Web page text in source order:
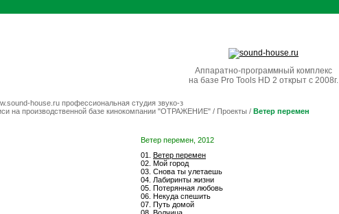
Аппаратно-программный комплекс
на базе Pro Tools HD 2 открыт с 2008г.
house.ru профессиональная студия звуко-з
на производственной базе кинокомпании "ОТРАЖЕНИЕ" / Проекты / Ветер перемен
Ветер перемен, 2012
01. Ветер перемен
02. Мой город
03. Снова ты улетаешь
04. Лабиринты жизни
05. Потерянная любовь
06. Некуда спешить
07. Путь домой